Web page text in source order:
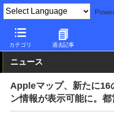
カテゴリ 過去記事
PC Watch 市場 サービス
ニュース
Appleマップ、新たに16
ン情報が表示可能に。